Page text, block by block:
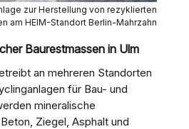
zur Herstellung von rezyklierten
am HEIM-Standort Berlin-Mahrzahn
Baurestmassen in Ulm
an mehreren Standorten
für Bau- und
mineralische
Ziegel, Asphalt und